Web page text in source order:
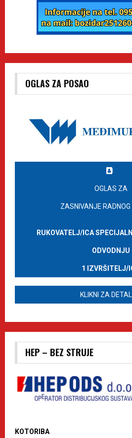
OGLAS ZA POSAO
OGLAS ZA
ZASNIVANJE RADNOG
RUKOVATELJ/ICA
ODVODNJU
1 IZVRŠITELJ/
KLIKNI ZA
HEP – BEZ STRUJE
KOTORIBA